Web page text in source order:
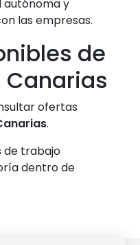
autónoma y
las empresas.
de
Canarias
ofertas
.
de trabajo
dentro de